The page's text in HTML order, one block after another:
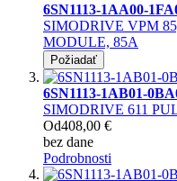
6SN1113-1AA00-
SIMODRIVE VPM
MODULE, 85A
Požiadať
6SN1113-1AB01-
SIMODRIVE 611
Od408,00 €
bez dane
Podrobnosti